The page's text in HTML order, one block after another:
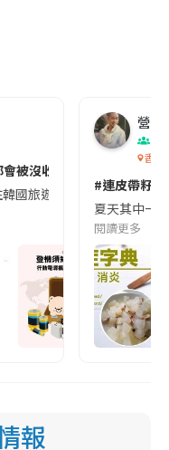
被沒收😱出發前切記檢查
韓國旅遊的民眾，近期要
營養
香港
#連皮帶籽
夏天其中一
閱讀更多
報